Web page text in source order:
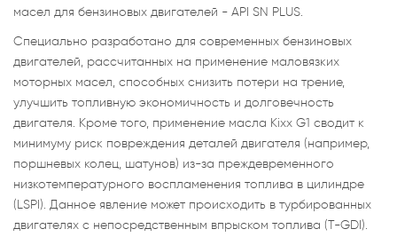
масел для бензиновых двигателей - API SN PLUS.
Специально разработано для современных бензиновых
двигателей, рассчитанных на применение маловязких
моторных масел, способных снизить потери на трение,
улучшить топливную экономичность и долговечность
двигателя. Кроме того, применение масла Kixx G1 сводит к
минимуму риск повреждения деталей двигателя (например,
поршневых колец, шатунов) из-за преждевременного
низкотемпературного воспламенения топлива в цилиндре
(LSPI). Данное явление может происходить в турбированных
двигателях с непосредственным впрыском топлива (T-GDI).